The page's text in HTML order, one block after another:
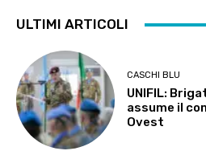
ULTIMI ARTICOLI
CASCHI BLU
UNIFIL:
assume il
Ovest